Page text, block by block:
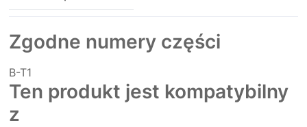
Zgodne numery części
B-T1
Ten produkt jest kompatybilny
z